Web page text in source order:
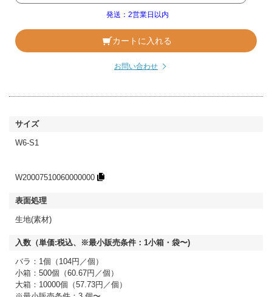
発送：2営業日以内
カートに入れる
お問い合わせ
W6-S1
W20007510060000000
生地(素材)
バラ：1個（104円／個）
小箱：500個（60.67円／個）
大箱：10000個（57.73円／個）